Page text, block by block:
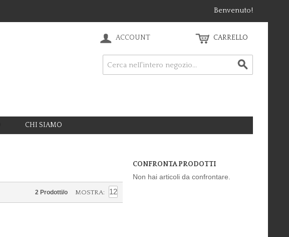
Benvenuto!
ACCOUNT CARRELLO
CHI SIAMO
2 Prodotti/o MOSTRA
CONFRONTA PRODOTTI
Non hai articoli da confrontare.